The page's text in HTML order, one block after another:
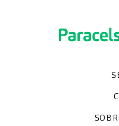
Chequeos
Paracelso